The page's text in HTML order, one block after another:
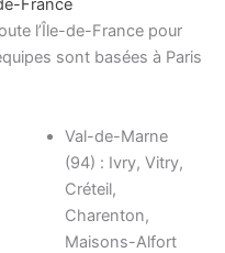
France
l’Île-de-France pour
sont basées à Paris
Val-de-Marne
(94) : Ivry, Vitry,
Créteil,
Charenton,
Maisons-Alfort